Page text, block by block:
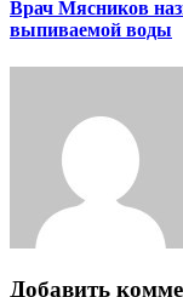
Врач Мясников
выпиваемой воды
Добавить